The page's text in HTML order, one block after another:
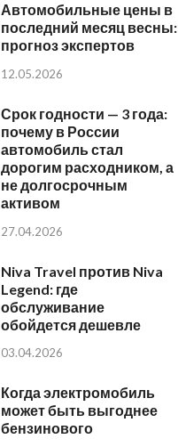
Автомобильные цены в
последний месяц весны:
прогноз экспертов
12.05.2026
Срок годности — 3 года:
почему в России
автомобиль стал
дорогим расходником, а
не долгосрочным
активом
27.04.2026
Niva Travel против Niva
Legend: где
обслуживание
обойдется дешевле
03.04.2026
Когда электромобиль
может быть выгоднее
бензинового